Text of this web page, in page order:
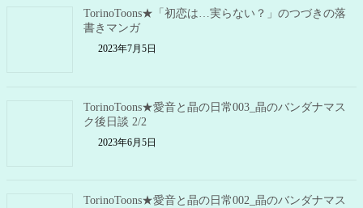
TorinoToons★「初恋は…実らない？」のつづきの落
書きマンガ
2023年7月5日
TorinoToons★愛音と晶の日常003_晶のバンダナマス
ク後日談 2/2
2023年6月5日
TorinoToons★愛音と晶の日常002_晶のバンダナマス